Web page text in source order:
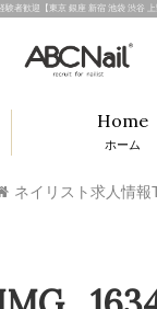
験者歓迎【東京 銀座 新宿 池袋 渋谷
Home
ホーム
ネイリスト求人情報